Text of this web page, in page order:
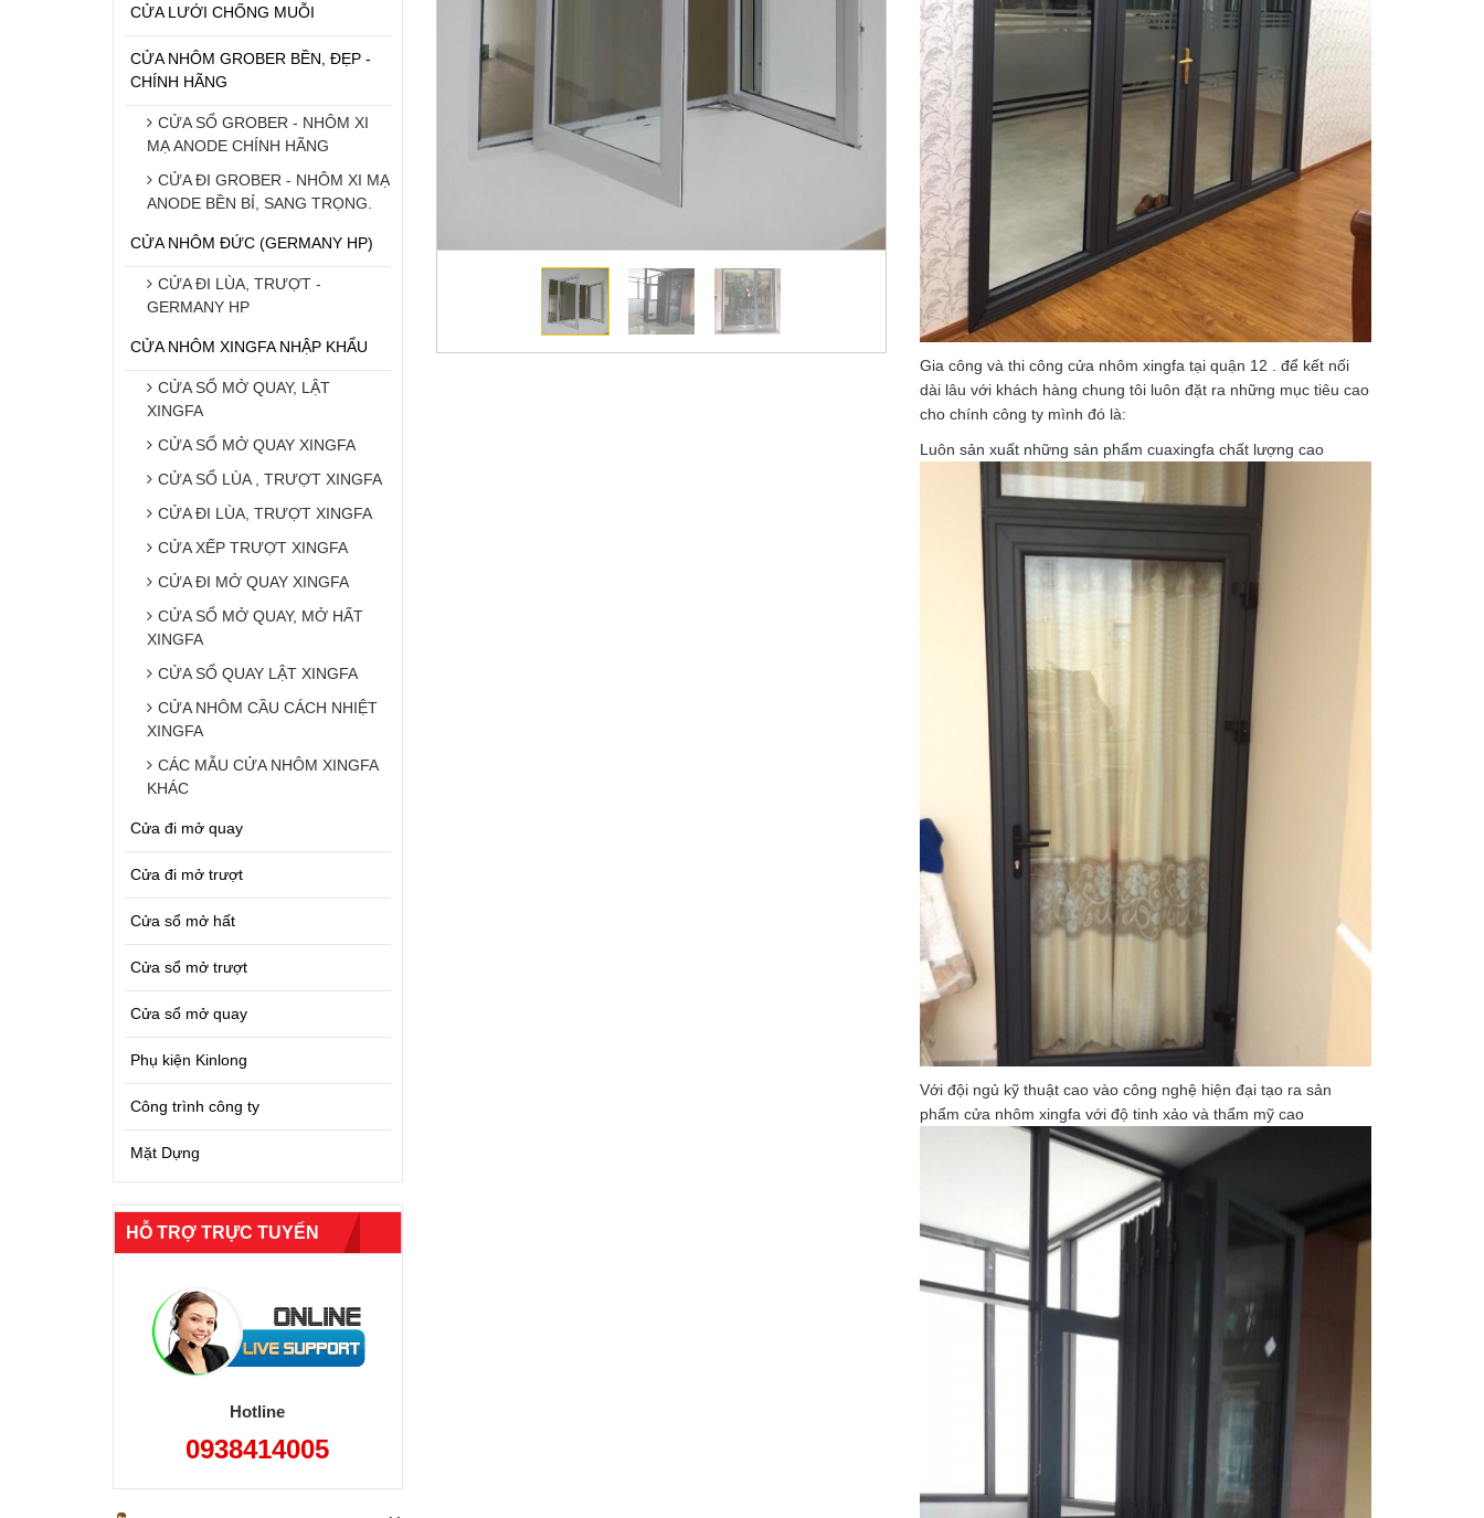
CỬA LƯỚI CHỐNG MUỖI
CỬA NHÔM GROBER BỀN, ĐẸP -
CHÍNH HÃNG
CỬA SỔ GROBER - NHÔM XI
MẠ ANODE CHÍNH HÃNG
CỬA ĐI GROBER - NHÔM XI MẠ
ANODE BỀN BỈ, SANG TRỌNG.
CỬA NHÔM ĐỨC (GERMANY HP)
CỬA ĐI LÙA, TRƯỢT -
GERMANY HP
CỬA NHÔM XINGFA NHẬP KHẨU
CỬA SỔ MỞ QUAY, LẬT
XINGFA
CỬA SỔ MỞ QUAY XINGFA
CỬA SỔ LÙA , TRƯỢT XINGFA
CỬA ĐI LÙA, TRƯỢT XINGFA
CỬA XẾP TRƯỢT XINGFA
CỬA ĐI MỞ QUAY XINGFA
CỬA SỔ MỞ QUAY, MỞ HẤT
XINGFA
CỬA SỔ QUAY LẬT XINGFA
CỬA NHÔM CẦU CÁCH NHIỆT
XINGFA
CÁC MẪU CỬA NHÔM XINGFA
KHÁC
Cửa đi mở quay
Cửa đi mở trượt
Cửa sổ mở hất
Cửa sổ mở trượt
Cửa sổ mở quay
Phụ kiện Kinlong
Công trình công ty
Mặt Dựng
HỖ TRỢ TRỰC TUYẾN
Hotline
0938414005
Gia công và thi công cửa nhôm xingfa tại quận 12 . để kết nối
dài lâu với khách hàng chung tôi luôn đặt ra những mục tiêu cao
cho chính công ty mình đó là:
Luôn sản xuất những sản phẩm cuaxingfa chất lượng cao
Với đội ngủ kỹ thuật cao vào công nghệ hiện đại tạo ra sản
phẩm cửa nhôm xingfa với độ tinh xảo và thẩm mỹ cao